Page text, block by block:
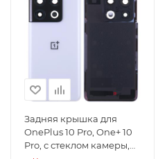
Задняя крышка для
OnePlus 10 Pro, One+ 10
Pro, с стеклом камеры,